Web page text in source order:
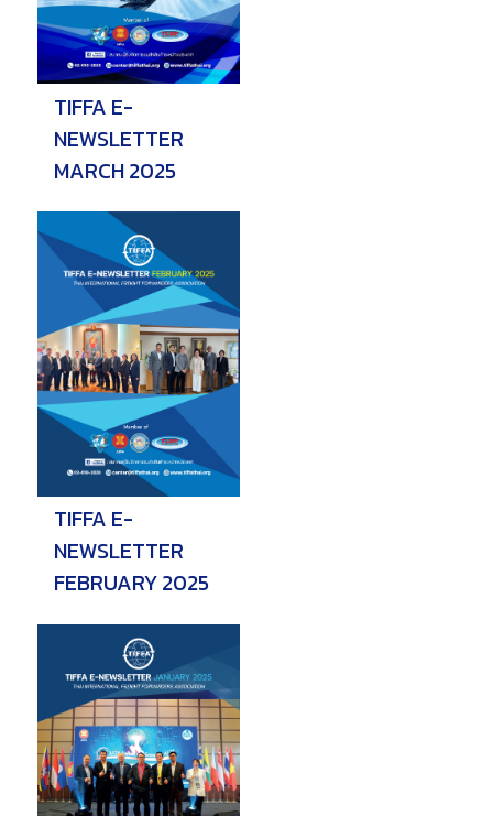
TIFFA E-
NEWSLETTER
MARCH 2025
TIFFA E-
NEWSLETTER
FEBRUARY 2025